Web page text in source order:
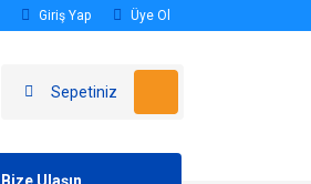
Giriş Yap Üye Ol
Sepetiniz
Bize Ulaşın